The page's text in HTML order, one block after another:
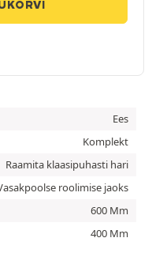
Ees
Komplekt
Raamita klaasipuhasti hari
roolimise jaoks
600 Mm
400 Mm